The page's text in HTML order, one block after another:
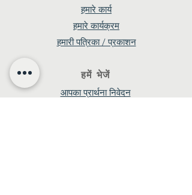
हमारे कार्य
हमारे कार्यक्रम
हमारी पत्रिका / प्रकाशन
हमें भेजें
आपका प्रार्थना निवेदन